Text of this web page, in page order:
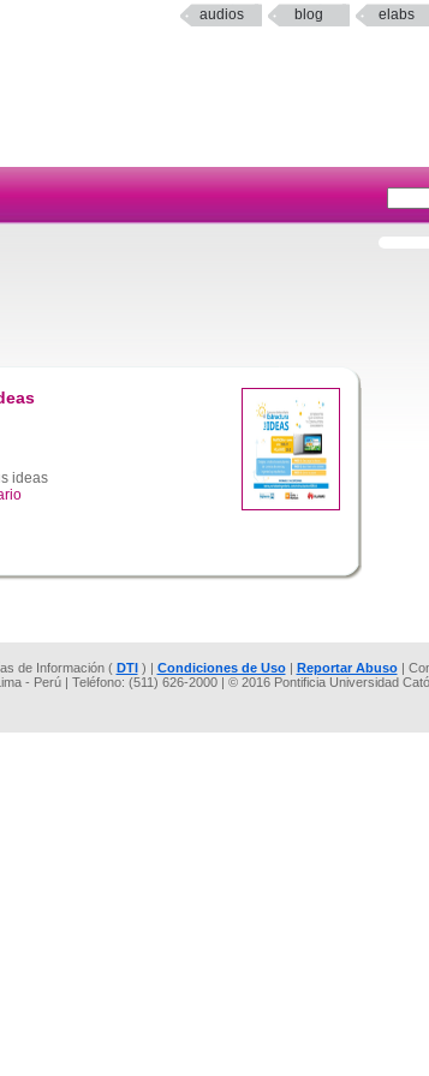
audios blog elabs
ideas
de Información ( DTI) | Condiciones de Uso| Reportar Abuso|
- Perú | Teléfono: (511) 626-2000 | © 2016 Pontificia Universidad